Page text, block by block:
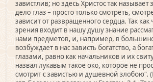
завистлив; но здесь Христос так называет
дело глаз – просто только смотреть,
зависит от развращенного сердца. Так как
зрения входит в нашу душу знание
нами предметов, и, например, в
возбуждает в нас зависть богатство, а
глазами, равно как начальников и их
назвал лукавым такое око, которое не
смотрит с завистью и душевной злобою".